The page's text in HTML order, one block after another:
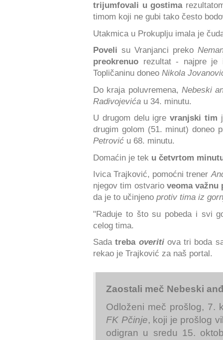
trijumfovali u gostima
timom koji ne gubi tako često
Utakmica u Prokuplju imala je
Poveli su Vranjanci preko
preokrenuo rezultat - najpre je
Topličaninu doneo Nikola
Do kraja poluvremena,Nebeski
Radivojevića u 34. minutu.
U drugom delu igrevranjski tim
drugim golom (51. minut) doneo
Petrović u 68. minutu.
Domaćin je tek u četvrtom
Ivica Trajković, pomoćni trener
njegov tim ostvario veoma važnu
da je to učinjeno protiv tima iz
"Raduje to što su pobeda i svi
celog tima.
Sadatreba overiti ova tri boda
rekao je Trajković za naš portal.
Zaostali meč Nebeski
Odloženi meč prošlog, 7.
FK Pčinje, koji je prošlog
odigran u sredu 15.